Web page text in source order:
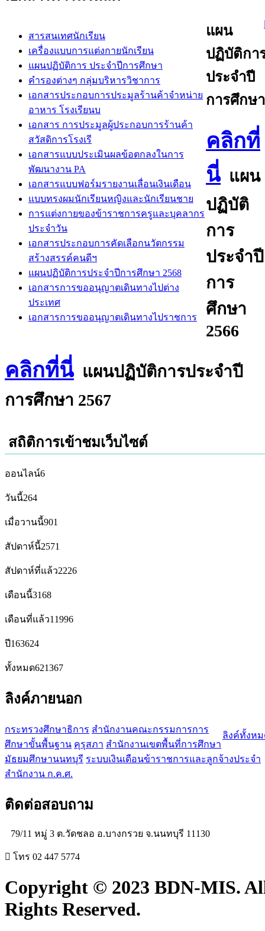
สารสนเทศนักเรียน
เครื่องแบบการแต่งกายนักเรียน
แผนปฏิบัติการ ประจำปีการศึกษา
คำรองต่างๆ กลุ่มบริหารวิชาการ
เอกสารประกอบการประมูลร้านค้าจำหน่าย
อาหาร โรงเรียนบ
เอกสาร การประมูลผู้ประกอบการร้านค้า
สวัสดิการโรงเรี
เอกสารแบบประเมินผลข้อตกลงในการ
พัฒนางาน PA
เอกสารแบบฟอร์มรายงานเลื่อนเงินเดือน
แบบทรงผมนักเรียนหญิงและนักเรียนชาย
การแต่งกายของข้าราชการครูและบุคลากร
ประจำวัน
เอกสารประกอบการคัดเลือกนวัตกรรม
สร้างสรรค์คนดีฯ
แผนปฏิบัติการประจำปีการศึกษา 2568
เอกสารการขออนุญาตเดินทางไปต่าง
ประเทศ
เอกสารการขออนุญาตเดินทางไปราชการ
แผน
ปฏิบัติกา
ประจำปี
การศึกษา
คลิกที่
นี่ แผน
ปฏิบัติ
การ
ประจำปี
การ
ศึกษา
2566
คลิกที่นี่ แผนปฏิบัติการประจำปี
การศึกษา 2567
สถิติการเข้าชมเว็บไซต์
ออนไลน์6
วันนี้264
เมื่อวานนี้901
สัปดาห์นี้2571
สัปดาห์ที่แล้ว2226
เดือนนี้3168
เดือนที่แล้ว11996
ปี163624
ทั้งหมด621367
ลิงค์ภายนอก
ลิงค์ทั้งห
กระทรวงศึกษาธิการ สำนักงานคณะกรรมการการ
ศึกษาขั้นพื้นฐาน คุรุสภา สำนักงานเขตพื้นที่การศึกษา
มัธยมศึกษานนทบุรี ระบบเงินเดือนข้าราชการและลูกจ้างประจำ
สำนักงาน ก.ค.ศ.
ติดต่อสอบถาม
79/11 หมู่ 3 ต.วัดชลอ อ.บางกรวย จ.นนทบุรี 11130
โทร 02 447 5774
Copyright © 2023 BDN-MIS.
Rights Reserved.